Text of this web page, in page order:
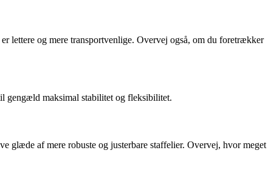
lettere og mere transportvenlige. Overvej også, om du foretrækker
gengæld maksimal stabilitet og fleksibilitet.
glæde af mere robuste og justerbare staffelier. Overvej, hvor meget